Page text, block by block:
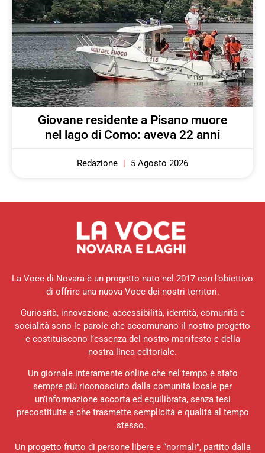
Giovane residente a Pisano muore
nel lago di Como: aveva 22 anni
Redazione 5 Agosto 2026
La Voce di Novara è un progetto nato nel 2017 con l’obiettivo
di offrire una nuova Voce dei nostri territori.
Curiosità, innovazione, accessibilità, identità, comunità e
socialità sono le parole che accomunano il nostro progetto
e costituiscono l’essenza del nostro manifesto e della
nostra linea editoriale.
Un giornale interamente online che nel tempo è stato
sempre più riconosciuto dalla comunità locale per
un’informazione accorta ed equilibrata, senza tesi
precostituite e che trasmette semplicità e qualità al tempo
stesso.
Un progetto frutto di persone libere e “normali”, partito dalla